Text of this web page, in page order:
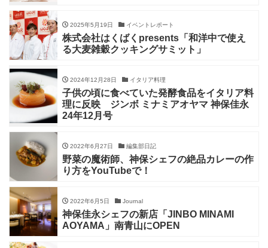
2025年5月19日 イベントレポート
株式会社はくばくpresents「和洋中で使え
る大麦雑穀クッキングサミット」
2024年12月28日 イタリア料理
子供の頃に食べていた発酵食品をイタリア料
理に反映 ジンボ ミナミアオヤマ 神保佳永
24年12月号
2022年6月27日 編集部日記
野菜の魔術師、神保シェフの絶品カレーの作
り方をYouTubeで！
2022年6月5日 Journal
神保佳永シェフの新店「JINBO MINAMI
AOYAMA」南青山にOPEN